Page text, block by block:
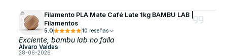
Filamento PLA Mate Café Late 1kg BAMBU LAB |
Filamentos
5.0 10 reseñas
Exclente, bambu lab no falla
Alvaro Valdes
28-06-2026